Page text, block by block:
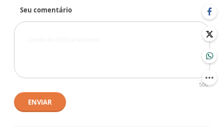
Seu comentário
500
ENVIAR